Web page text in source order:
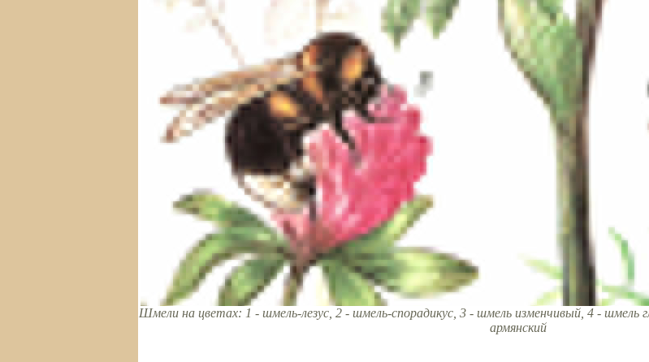
Шмели на цветах: 1 - шмель-лезус, 2 - шмель-спорадикус, 3 - шмель изменчивый, 4 -
армянский